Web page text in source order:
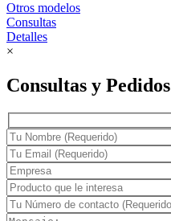
Otros modelos
Consultas
Detalles
×
Consultas y Pedidos